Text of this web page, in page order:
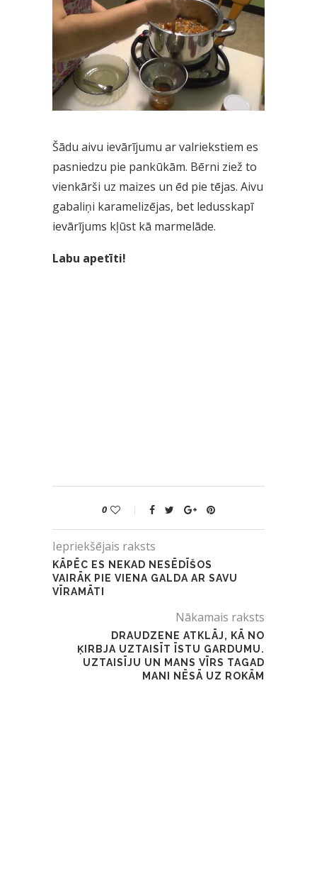
Šādu aivu ievārījumu ar valriekstiem es
pasniedzu pie pankūkām. Bērni ziež to
vienkārši uz maizes un ēd pie tējas. Aivu
gabaliņi karamelizējas, bet ledusskapī
ievārījums kļūst kā marmelāde.
Labu apetīti!
0
Iepriekšējais raksts
KĀPĒC ES NEKAD NESĒDĪŠOS
VAIRĀK PIE VIENA GALDA AR SAVU
VĪRAMĀTI
Nākamais raksts
DRAUDZENE ATKLĀJ, KĀ NO
ĶIRBJA UZTAISĪT ĪSTU GARDUMU.
UZTAISĪJU UN MANS VĪRS TAGAD
MANI NĒSĀ UZ ROKĀM